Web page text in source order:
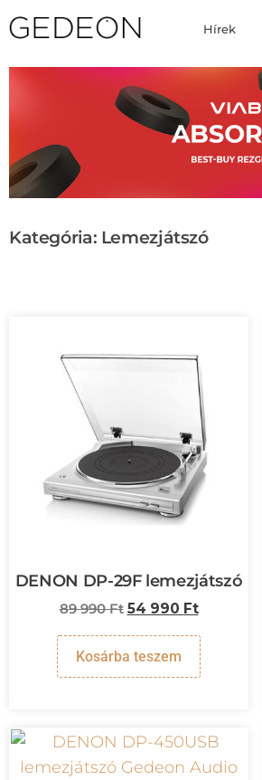
Hírek
Kategória: Lemezjátszó
DENON DP-29F lemezjátszó
89 990Ft 54 990 Ft
Kosárba teszem